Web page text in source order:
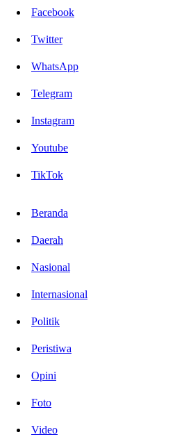
Facebook
Twitter
WhatsApp
Telegram
Instagram
Youtube
TikTok
Beranda
Daerah
Nasional
Internasional
Politik
Peristiwa
Opini
Foto
Video